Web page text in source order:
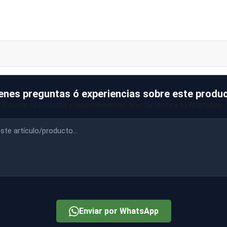
EI a medida
preguntas ó experiencias sobre este
Enviar por WhatsApp